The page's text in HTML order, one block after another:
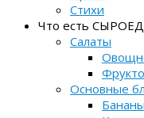
Стихи
Что есть
Салаты
Основные